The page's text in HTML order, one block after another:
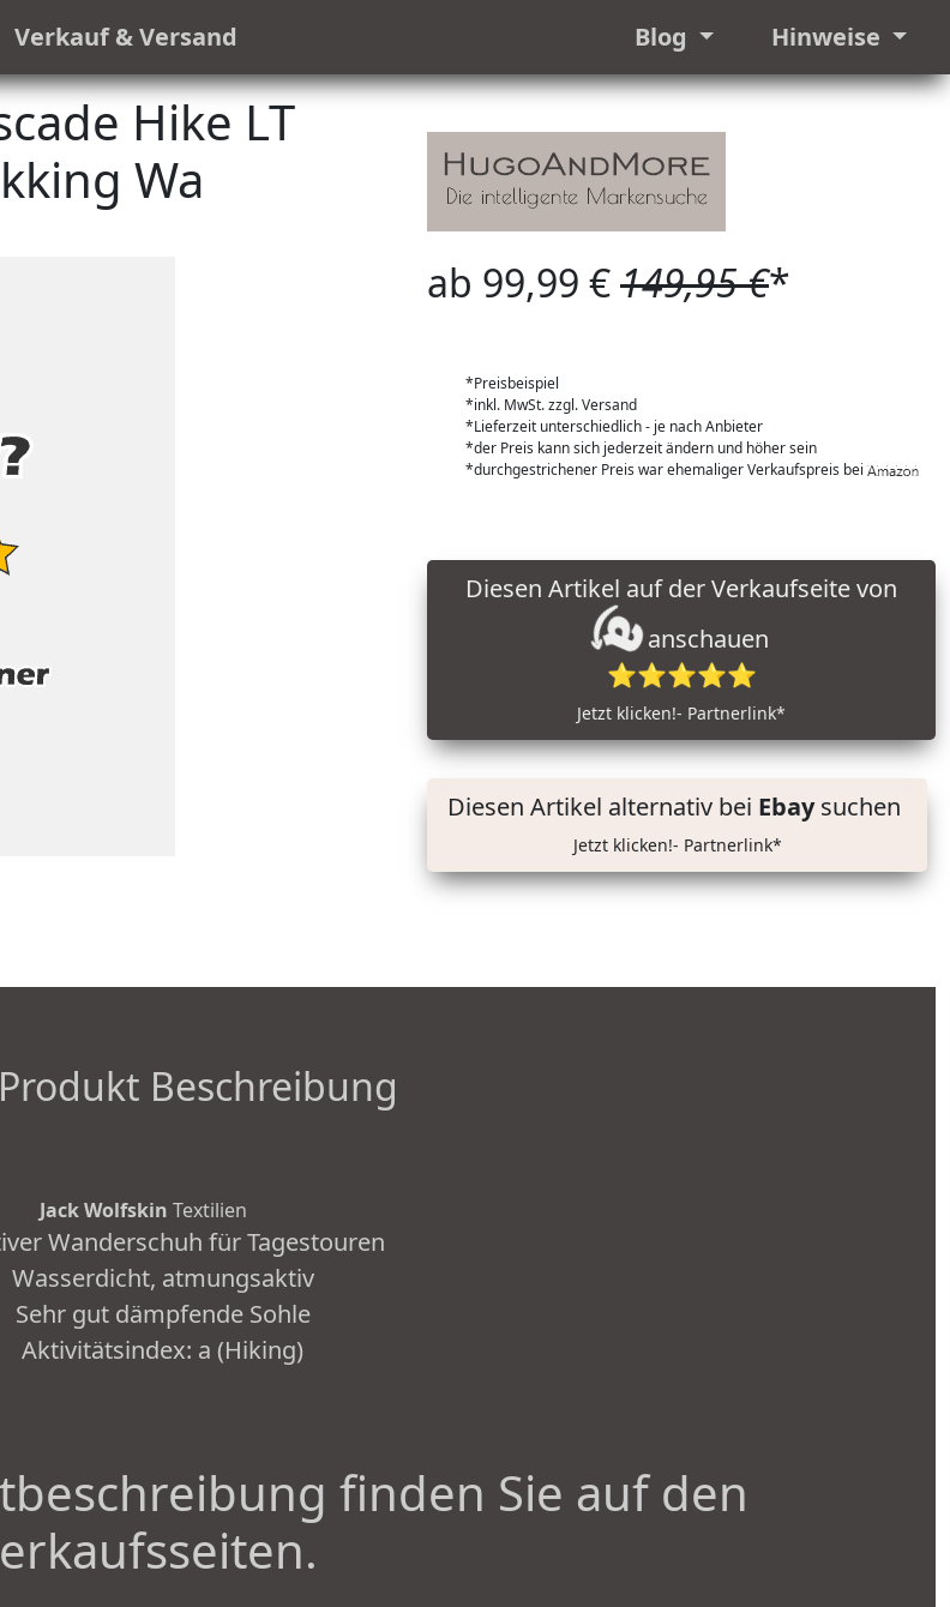
Verkauf & Versand Blog Hinweise
Hike LT
Wa
ab 99,99 €149,95 €*
*Preisbeispiel
*inkl. MwSt. zzgl. Versand
*Lieferzeit unterschiedlich - je nach Anbieter
*der Preis kann sich jederzeit ändern und höher sein
*durchgestrichener Preis war ehemaliger Verkaufspreis bei
anschauen
⭐⭐⭐⭐⭐
Jetzt klicken!- Partnerlink*
Diesen Artikel alternativ bei Ebaysuchen
Jetzt klicken!- Partnerlink*
Beschreibung
Jack Wolfskin Textilien
Wanderschuh für Tagestouren
Wasserdicht, atmungsaktiv
Sehr gut dämpfende Sohle
Aktivitätsindex: a (Hiking)
finden Sie auf den